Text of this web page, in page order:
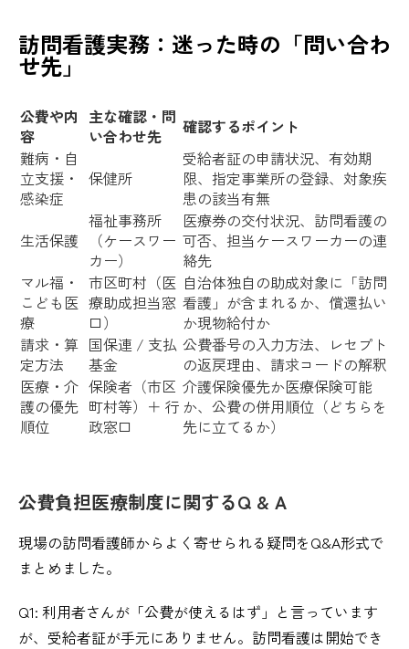
訪問看護実務：迷った時の「問い合わ
せ先」
公費や内
容
主な確認・問
い合わせ先
確認するポイント
難病・自
立支援・
感染症
保健所
受給者証の申請状況、有効期
限、指定事業所の登録、対象疾
患の該当有無
生活保護
福祉事務所
（ケースワー
カー）
医療券の交付状況、訪問看護の
可否、担当ケースワーカーの連
絡先
マル福・
こども医
療
市区町村（医
療助成担当窓
口）
自治体独自の助成対象に「訪問
看護」が含まれるか、償還払い
か現物給付か
請求・算
定方法
国保連 / 支払
基金
公費番号の入力方法、レセプト
の返戻理由、請求コードの解釈
医療・介
護の優先
順位
保険者（市区
町村等）＋ 行
政窓口
介護保険優先か医療保険可能
か、公費の併用順位（どちらを
先に立てるか）
公費負担医療制度に関するQ & A
現場の訪問看護師からよく寄せられる疑問をQ&A形式で
まとめました。
Q1: 利用者さんが「公費が使えるはず」と言っています
が、受給者証が手元にありません。訪問看護は開始でき